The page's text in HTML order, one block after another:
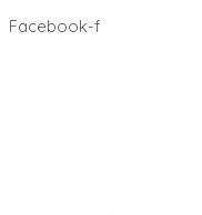
Facebook-f